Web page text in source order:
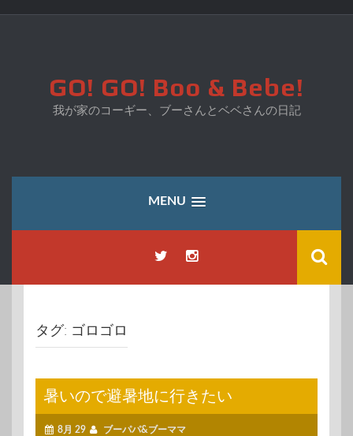
GO! GO! Boo & Bebe!
我が家のコーギー、ブーさんとベベさんの日記
MENU
タグ: ゴロゴロ
暑いので避暑地に行きたい
8月 29 ブーパパ&ブーママ